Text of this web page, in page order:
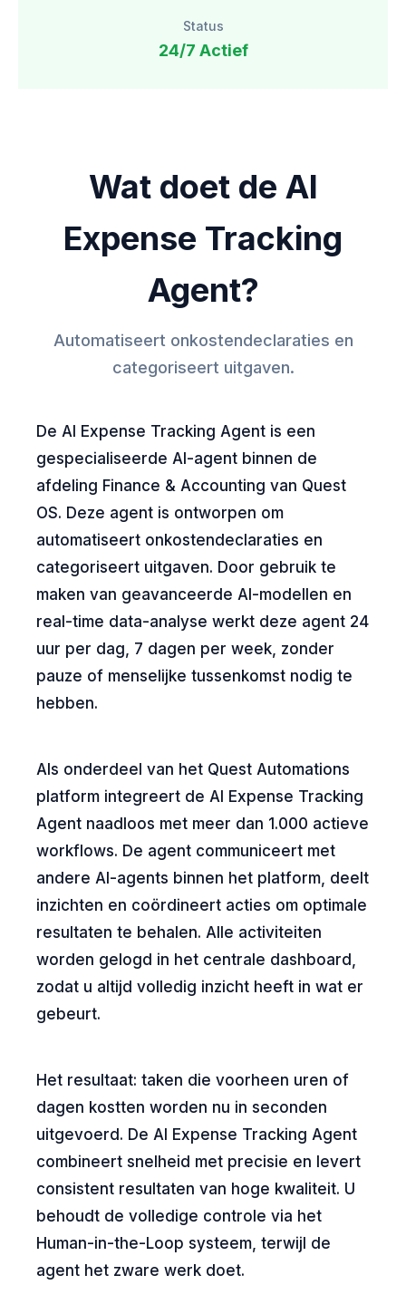
Status
24/7 Actief
Wat doet de AI
Expense Tracking
Agent?
Automatiseert onkostendeclaraties en
categoriseert uitgaven.
De AI Expense Tracking Agent is een
gespecialiseerde AI-agent binnen de
afdeling Finance & Accounting van Quest
OS. Deze agent is ontworpen om
automatiseert onkostendeclaraties en
categoriseert uitgaven. Door gebruik te
maken van geavanceerde AI-modellen en
real-time data-analyse werkt deze agent 24
uur per dag, 7 dagen per week, zonder
pauze of menselijke tussenkomst nodig te
hebben.
Als onderdeel van het Quest Automations
platform integreert de AI Expense Tracking
Agent naadloos met meer dan 1.000 actieve
workflows. De agent communiceert met
andere AI-agents binnen het platform, deelt
inzichten en coördineert acties om optimale
resultaten te behalen. Alle activiteiten
worden gelogd in het centrale dashboard,
zodat u altijd volledig inzicht heeft in wat er
gebeurt.
Het resultaat: taken die voorheen uren of
dagen kostten worden nu in seconden
uitgevoerd. De AI Expense Tracking Agent
combineert snelheid met precisie en levert
consistent resultaten van hoge kwaliteit. U
behoudt de volledige controle via het
Human-in-the-Loop systeem, terwijl de
agent het zware werk doet.